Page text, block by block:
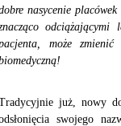
nasycenie
może
już, nowy
swojego